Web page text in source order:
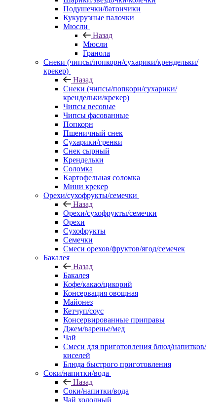
Подушечки/батончики
Кукурузные палочки
Мюсли
Назад
Мюсли
Гранола
Снеки (чипсы/попкорн/сухарики/крендельки/
крекер)
Назад
Снеки (чипсы/попкорн/сухарики/
крендельки/крекер)
Чипсы весовые
Чипсы фасованные
Попкорн
Пшеничный снек
Сухарики/гренки
Снек сырный
Крендельки
Соломка
Картофельная соломка
Мини крекер
Орехи/сухофрукты/семечки
Назад
Орехи/сухофрукты/семечки
Орехи
Сухофрукты
Семечки
Смеси орехов/фруктов/ягод/семечек
Бакалея
Назад
Бакалея
Кофе/какао/цикорий
Консервация овощная
Майонез
Кетчуп/соус
Консервированные приправы
Джем/варенье/мед
Чай
Смеси для приготовления блюд/напитков/
киселей
Блюда быстрого приготовления
Соки/напитки/вода
Назад
Соки/напитки/вода
Чай холодный